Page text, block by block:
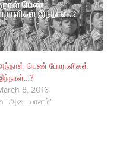
பெண் போராளிகள்
8, 2016
"அடையாளம்"